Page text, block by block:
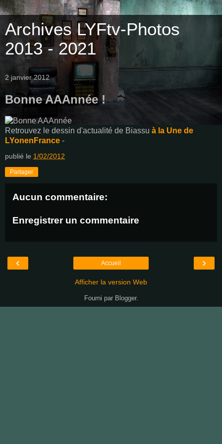
Archives LYFtv-Photos
2013 - 2021
2 janvier 2012
Bonne AAAnnée !
Retrouvez le dessin d'actualité de Biassu à la Une de
LYonenFrance -
publié le 1/02/2012
Partager
Aucun commentaire:
Enregistrer un commentaire
‹ ›
Accueil
Afficher la version Web
Fourni par Blogger.